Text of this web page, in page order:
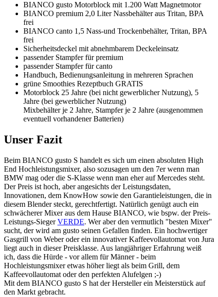
BIANCO gusto Motorblock mit 1.200 Watt Magnetmotor
BIANCO premium 2,0 Liter Nassbehälter aus Tritan, BPA
frei
BIANCO canto 1,5 Nass-und Trockenbehälter, Tritan, BPA
frei
Sicherheitsdeckel mit abnehmbarem Deckeleinsatz
passender Stampfer für premium
passender Stampfer für canto
Handbuch, Bedienungsanleitung in mehreren Sprachen
grüne Smoothies Rezeptbuch GRATIS
Motorblock 25 Jahre (bei nicht gewerblicher Nutzung), 5
Jahre (bei gewerblicher Nutzung)
Mixbehälter je 2 Jahre, Stampfer je 2 Jahre (ausgenommen
eventuell vorhandener Batterien)
Unser Fazit
Beim BIANCO gusto S handelt es sich um einen absoluten High
End Hochleistungsmixer, also sozusagen um den 7er wenn man
BMW mag oder die S-Klasse wenn man eher auf Mercedes steht.
Der Preis ist hoch, aber angesichts der Leistungsdaten,
Innovationen, dem KnowHow sowie den Garantieleistungen, die in
diesem Blender steckt, gerechtfertigt. Natürlich genügt auch ein
schwächerer Mixer aus dem Hause BIANCO, wie bspw. der Preis-
Leistungs-SiegerVERDE. Wer aber den vermutlich "besten Mixer"
sucht, der wird am gusto seinen Gefallen finden. Ein hochwertiger
Gasgrill von Weber oder ein innovativer Kaffeevollautomat von Jura
liegt auch in dieser Preisklasse. Aus langjähriger Erfahrung weiß
ich, dass die Hürde - vor allem für Männer - beim
Hochleistungsmixer etwas höher liegt als beim Grill, dem
Kaffeevollautomat oder den perfekten Alufelgen ;-)
Mit dem BIANCO gusto S hat der Hersteller ein Meisterstück auf
den Markt gebracht.